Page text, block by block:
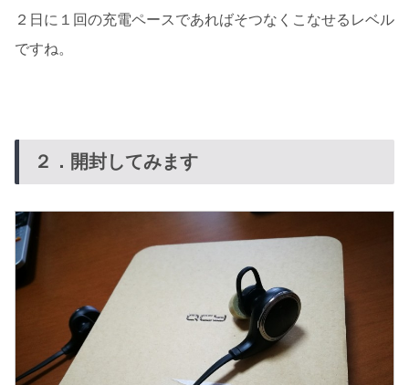
２日に１回の充電ペースであればそつなくこなせるレベル
ですね。
２．開封してみます